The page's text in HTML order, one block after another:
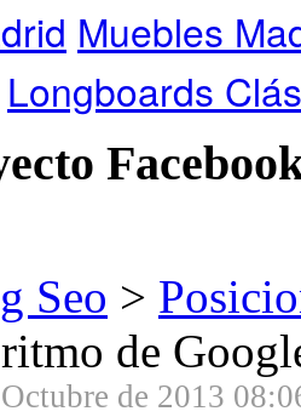
Muebles
Longboards
Seo >
de
de 2013